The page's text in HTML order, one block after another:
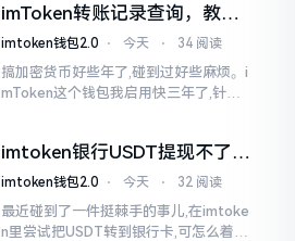
账。可是
imToken转账记录查询，教你
正确查看方法
imtoken钱包2.0 ⋅ 今天 ⋅ 34 阅读
搞加密货币好些年了,碰到过好些麻烦。i
mToken这个钱包我启用快三年了,针对
我也疑惑过一阵子
imtoken银行USDT提现不了？
这几个法子能帮你搞定
imtoken钱包2.0 ⋅ 今天 ⋅ 32 阅读
最近碰到了一件挺棘手的事儿,在imtoke
n里尝试把USDT转到银行卡,可怎么着都